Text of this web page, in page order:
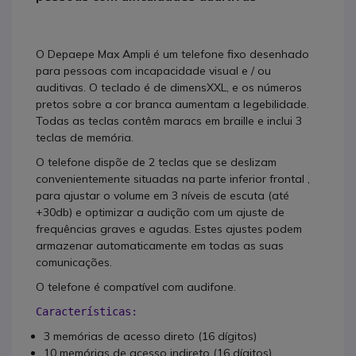
O Depaepe Max Ampli é um telefone fixo desenhado
para pessoas com incapacidade visual e / ou
auditivas. O teclado é de dimensXXL, e os números
pretos sobre a cor branca aumentam a legebilidade.
Todas as teclas contêm maracs em braille e inclui 3
teclas de memória.
O telefone dispõe de 2 teclas que se deslizam
convenientemente situadas na parte inferior frontal ,
para ajustar o volume em 3 níveis de escuta (até
+30db) e optimizar a audição com um ajuste de
frequências graves e agudas. Estes ajustes podem
armazenar automaticamente em todas as suas
comunicações.
O telefone é compatível com audifone.
Características:
3 memórias de acesso direto (16 dígitos)
10 memórias de acesso indireto (16 dígitos)